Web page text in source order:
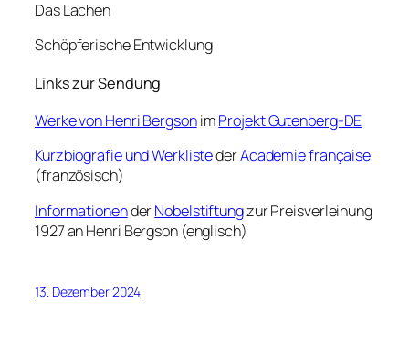
Das Lachen
Schöpferische Entwicklung
Links zur Sendung
Werke von Henri BergsonimProjekt Gutenberg-DE
Kurzbiografie und WerklistederAcadémie française
(französisch)
InformationenderNobelstiftungzur Preisverleihung
1927 an Henri Bergson (englisch)
13. Dezember 2024